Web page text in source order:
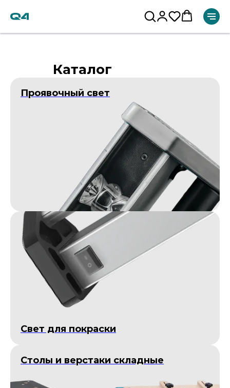
Каталог
Проявочный свет
Cвет для покраски
Столы и верстаки складные